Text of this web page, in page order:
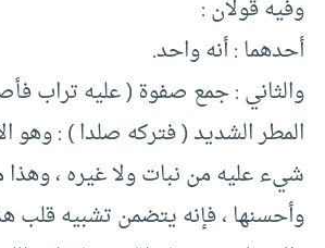
وفيه قولان :
أحدهما : أنه واحد.
والثاني : جمع صفوة ( عليه تراب
المطر الشديد ( فتركه صلدا ) : وهو
شيء عليه من نبات ولا غيره ، وهذا
وأحسنها ، فإنه يتضمن تشبيه قلب